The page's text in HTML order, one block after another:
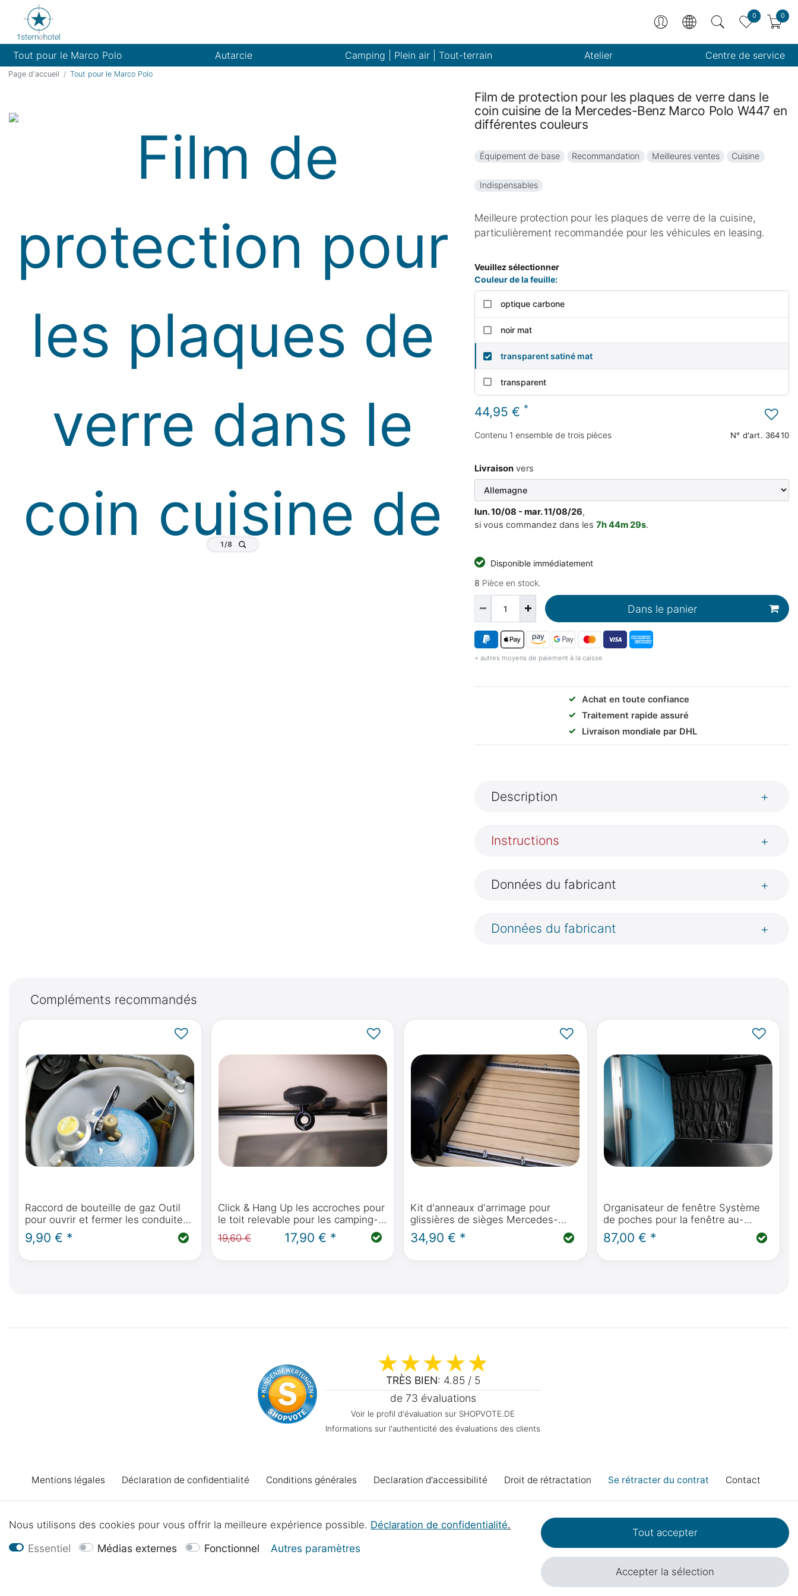
0 0
Tout pour le Marco Polo Autarcie Camping | Plein air | Tout-terrain Atelier Centre de service
Page d'accueil Tout pour le Marco Polo
Film de protection pour les plaques de verre dans le
coin cuisine de la Mercedes-Benz Marco Polo W447 en
différentes couleurs
Équipement de base Recommandation Meilleures ventes Cuisine
Indispensables
Meilleure protection pour les plaques de verre de la cuisine,
particulièrement recommandée pour les véhicules en leasing.
Veuillez sélectionner
Couleur de la feuille:
optique carbone
noir mat
transparent satiné mat
transparent
44,95 € *
Contenu 1 ensemble de trois pièces N° d'art. 36410
Livraison vers
lun. 10/08 - mar. 11/08/26,
si vous commandez dans les 7h44m29s.
Disponible immédiatement
8 Pièce en stock.
Dans le panier
+ autres moyens de paiement à la caisse
✓
Achat en toute confiance
✓
Traitement rapide assuré
✓
Livraison mondiale par DHL
Description +
Instructions +
Données du fabricant +
Données du fabricant +
Compléments recommandés
Raccord de bouteille de gaz Outil
pour ouvrir et fermer les conduites
de raccordement de gaz
9,90 € *
Click & Hang Up les accroches pour
le toit relevable pour les camping-
cars Westfalia comme Mercedes-
Benz Marco Polo, Horizon, Activity,
19,60 € 17,90 € *
Kit d'anneaux d'arrimage pour
glissières de sièges Mercedes-
Benz ou glissières Airline, par
exemple dans le Marco Polo,
34,90 € *
Organisateur de fenêtre Système
de poches pour la fenêtre au-
dessus du réfrigérateur dans la
Mercedes-Benz Marco Polo W447
87,00 € *
TRÈS BIEN: 4.85 / 5
de 73 évaluations
Voir le profil d'évaluation sur SHOPVOTE.DE
Informations sur l'authenticité des évaluations des clients
Mentions légales Déclaration de confidentialité Conditions générales Declaration d'accessibilité Droit de rétractation Se rétracter du contrat Contact
Élimination des piles Projets d'atelier
Nous utilisons des cookies pour vous offrir la meilleure expérience possible. Déclaration de confidentialité.
Essentiel Médias externes Fonctionnel Autres paramètres
Tout accepter
Accepter la sélection